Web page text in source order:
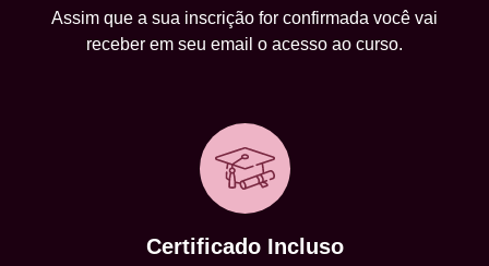
Assim que a sua inscrição for confirmada você vai
receber em seu email o acesso ao curso.
Certificado Incluso